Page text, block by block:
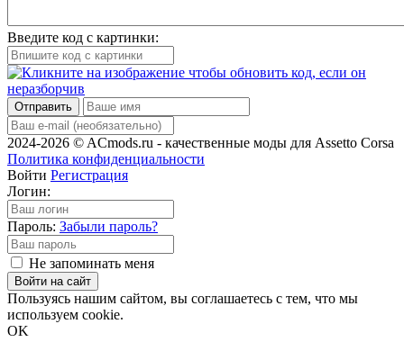
Введите код с картинки:
Отправить
2024-2026 © ACmods.ru - качественные моды для Assetto Corsa
Политика конфиденциальности
Войти Регистрация
Логин:
Пароль: Забыли пароль?
Не запоминать меня
Войти на сайт
Пользуясь нашим сайтом, вы соглашаетесь с тем, что мы
используем cookie.
OK